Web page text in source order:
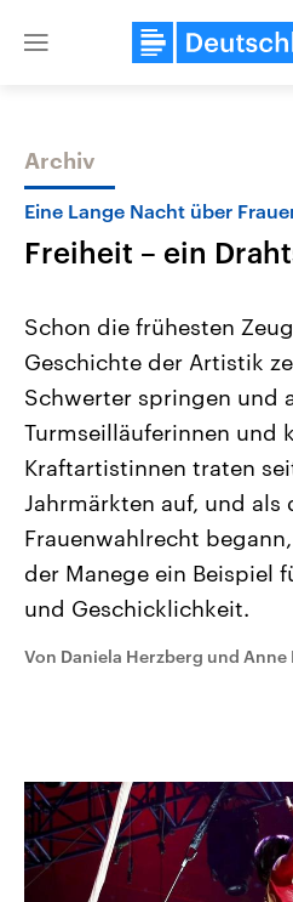
Close
Themen
Landtagswahl Sachsen-Anhalt
2026
Alle Informationen
Sachsen-Anhalt wählt am 6.
September 2026 einen neuen
Landtag. Seit 2021 wird das
Bundesland von einer Koalition
Umfragen, Prognosen,
Wahlprogramme, aktuelle
und Hintergründe zu den Parteien
Wahl.
Sendungen Programm
Archiv
Eine Lange Nacht über
Freiheit – ein
Schon die frühesten
Geschichte der Artistik
Schwerter springen und
Turmseilläuferinnen und
Kraftartistinnen traten
Jahrmärkten auf, und als
Frauenwahlrecht
der Manege ein Beispiel
und Geschicklichkeit.
Von Daniela Herzberg und Anne